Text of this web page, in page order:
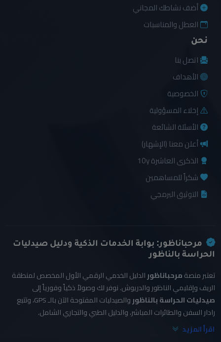
أضف نشاطك المجاني
العطل والمناسبات
نحن
اتصل بنا
الأهداف
الخصوصية
إخلاء المسؤولية
الأسئلة الشائعة
أعلن معنا (الإشهار)
الذكرى العاشرة 10y
شكراً للمساهمين
التوثيق البرمجي
مرحباناظور: بوابة الخدمات الذكية ودليل صيدليات
الحراسة بالناظور
تعتبر منصةمرحباناظور الدليل الخدمي الرقمي الأول المخصص لمنطقة
الريف وإقليمي الناظور والدريوش. نوفر لك وصولاً ذكياً وفورياً إلى
صيدليات الحراسة بالناظور
والصيدليات المفتوحة الآن بالـ GPS، وتتبع
رادار السفن والطائرات المباشر، والدليل الطبي والتجاري الشامل.
اقرأ المزيد